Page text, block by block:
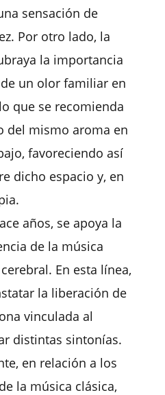
sensación de
Por otro lado, la
la importancia
un olor familiar en
que se recomienda
del mismo aroma en
favoreciendo así
dicho espacio y, en
años, se apoya la
de la música
En esta línea,
la liberación de
vinculada al
distintas sintonías.
en relación a los
la música clásica,